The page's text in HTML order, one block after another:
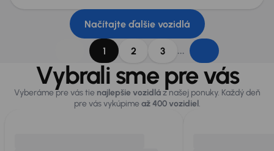
Načítajte ďalšie vozidlá
1 2 3 ...
Vybrali sme pre vás
Vyberáme pre vás tie najlepšie vozidláz našej ponuky. Každý deň
pre vás vykúpimeaž 400 vozidiel.